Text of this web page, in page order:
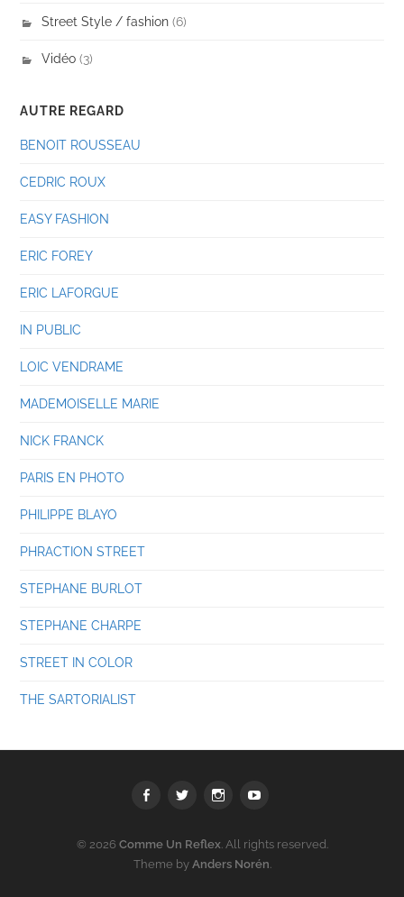
Street Style / fashion (6)
Vidéo (3)
AUTRE REGARD
BENOIT ROUSSEAU
CEDRIC ROUX
EASY FASHION
ERIC FOREY
ERIC LAFORGUE
IN PUBLIC
LOIC VENDRAME
MADEMOISELLE MARIE
NICK FRANCK
PARIS EN PHOTO
PHILIPPE BLAYO
PHRACTION STREET
STEPHANE BURLOT
STEPHANE CHARPE
STREET IN COLOR
THE SARTORIALIST
FacebookTwitter Instagramyoutube
© 2026 Comme Un Reflex. All rights reserved.
Theme by Anders Norén.